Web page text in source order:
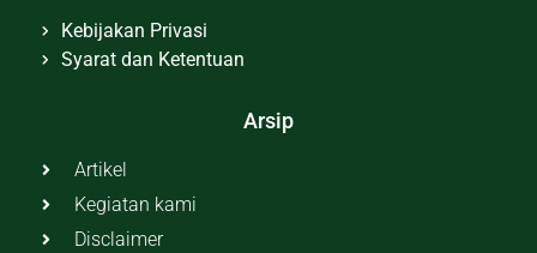
Kebijakan Privasi
Syarat dan Ketentuan
Arsip
Artikel
Kegiatan kami
Disclaimer